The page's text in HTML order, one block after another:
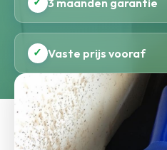
✓ Vaste prijs vooraf